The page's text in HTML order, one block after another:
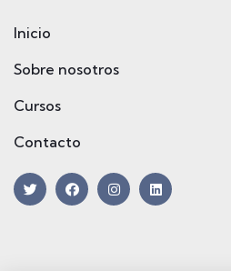
Inicio
Sobre nosotros
Cursos
Contacto